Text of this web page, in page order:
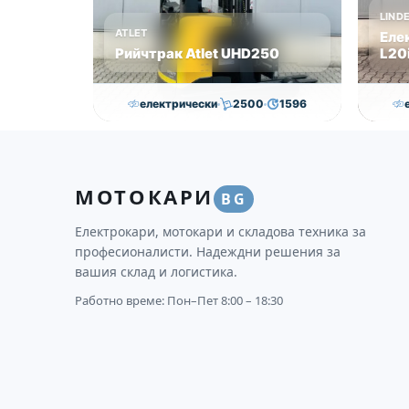
ATLET
Рийчтрак Atlet UHD250
електрически 2500 1596
8950 2012 втора употреба
LINDE
МОТОКАРИ BG
Електрокари, мотокари и складова техника за
професионалисти. Надеждни решения за
вашия склад и логистика.
Работно време: Пон–Пет 8:00 – 18:30